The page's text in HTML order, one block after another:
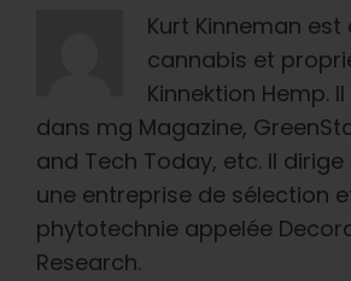
Kurt Kinneman
cannabis et
Kinnektion Hemp.
dans mg Magazine,
and Tech Today, etc. Il
une entreprise de sélection
phytotechnie appelée
Research.